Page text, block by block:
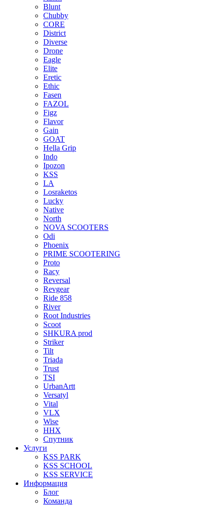
Blunt
Chubby
CORE
District
Diverse
Drone
Eagle
Elite
Eretic
Ethic
Fasen
FAZOL
Figz
Flavor
Gain
GOAT
Hella Grip
Indo
Ipozon
KSS
LA
Losraketos
Lucky
Native
North
NOVA SCOOTERS
Odi
Phoenix
PRIME SCOOTERING
Proto
Racy
Reversal
Revgear
Ride 858
River
Root Industries
Scoot
SHKURA рrоd
Striker
Tilt
Triada
Trust
TSI
UrbanArtt
Versatyl
Vital
VLX
Wise
ННХ
Спутник
Услуги
KSS PARK
KSS SCHOOL
KSS SERVICE
Информация
Блог
Команда